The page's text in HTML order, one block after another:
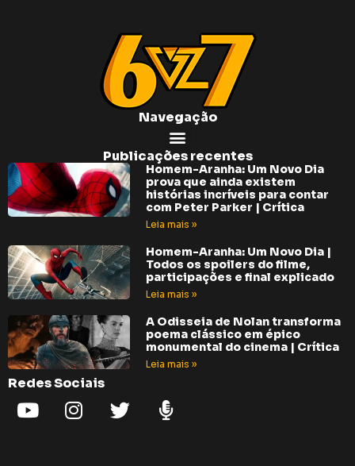
Navegação
Publicações recentes
Homem-Aranha: Um Novo Dia
prova que ainda existem
histórias incríveis para contar
com Peter Parker | Crítica
Leia mais »
Homem-Aranha: Um Novo Dia |
Todos os spoilers do filme,
participações e final explicado
Leia mais »
A Odisseia de Nolan transforma
poema clássico em épico
monumental do cinema | Crítica
Leia mais »
Redes Sociais